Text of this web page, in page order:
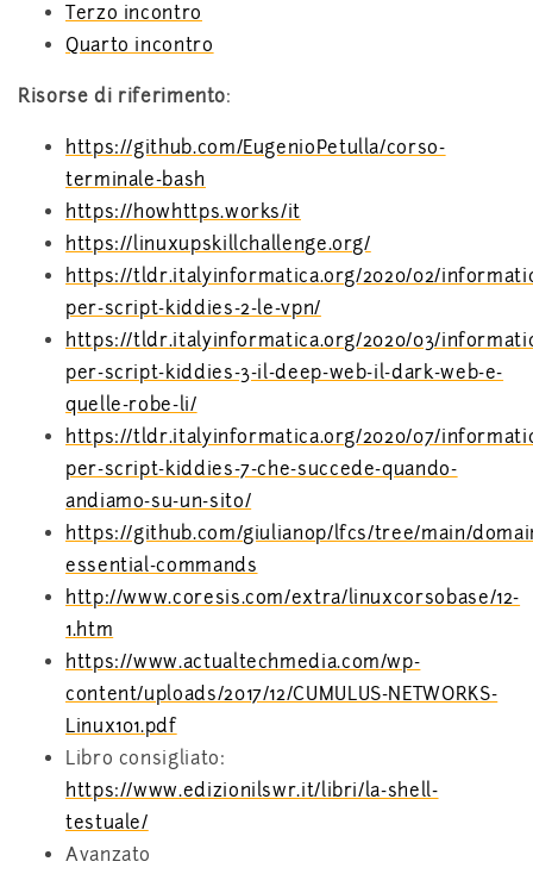
Terzo incontro
Quarto incontro
Risorse di riferimento:
https://github.com/EugenioPetulla/corso-
terminale-bash
https://howhttps.works/it
https://linuxupskillchallenge.org/
https://tldr.italyinformatica.org/2020/02/
per-script-kiddies-2-le-vpn/
https://tldr.italyinformatica.org/2020/03/
per-script-kiddies-3-il-deep-web-il-dark-web-e-
quelle-robe-li/
https://tldr.italyinformatica.org/2020/07/
per-script-kiddies-7-che-succede-quando-
andiamo-su-un-sito/
https://github.com/giulianop/lfcs/tree/main/
essential-commands
http://www.coresis.com/extra/linuxcorsobase/12-
1.htm
https://www.actualtechmedia.com/wp-
content/uploads/2017/12/CUMULUS-NETWORKS-
Linux101.pdf
Libro consigliato:
https://www.edizionilswr.it/libri/la-shell-
testuale/
Avanzato